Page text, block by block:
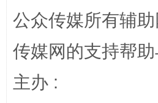
完善运行机制助力责任有效落
公众传媒所有辅
传媒网的支持帮
主办 :